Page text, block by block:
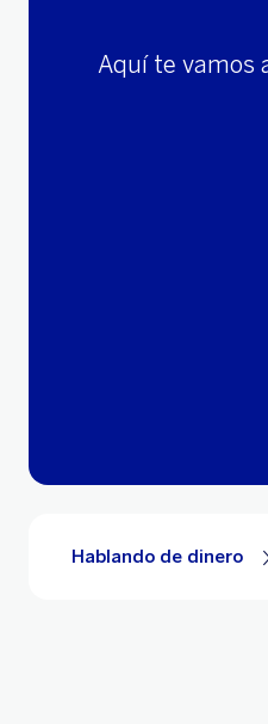
Aquí te vamos
Hablando de dinero